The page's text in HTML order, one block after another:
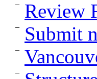
Review
Submit